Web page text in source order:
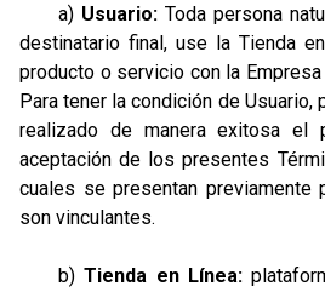
a) Usuario: Toda persona
destinatario final, use la Tienda
producto o servicio con la
Para tener la condición de Usuario,
realizado de manera exitosa el
aceptación de los presentes
cuales se presentan previamente
son vinculantes.
b)Tienda en Línea: